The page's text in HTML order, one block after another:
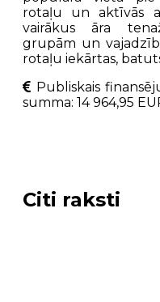
rotaļu un aktīvās
vairākus āra
grupām un
rotaļu iekārtas,
Publiskais
summa: 14 964,95
Citi raksti